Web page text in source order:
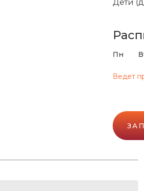
Дети
Пн
Ведет